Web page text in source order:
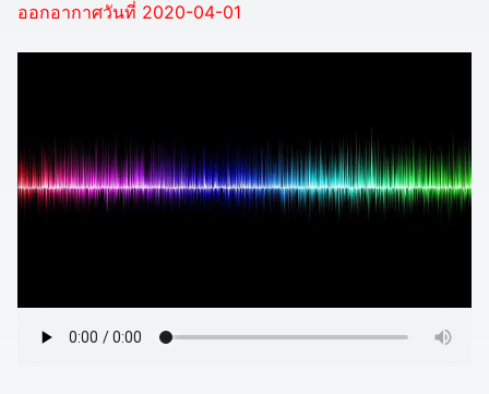
ออกอากาศวันที่ 2020-04-01